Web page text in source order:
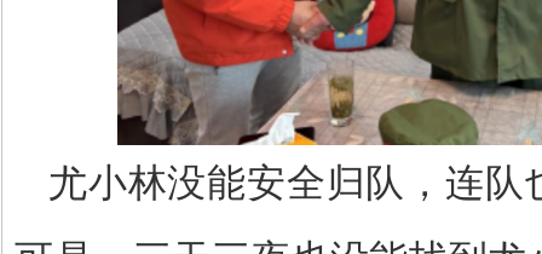
尤小林没能安全归队，连队